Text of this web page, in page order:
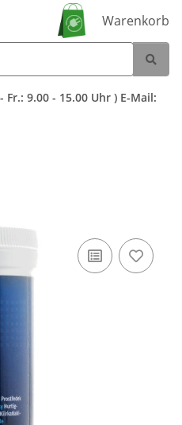
Warenkorb
9.00 - 15.00 Uhr ) E-Mail: